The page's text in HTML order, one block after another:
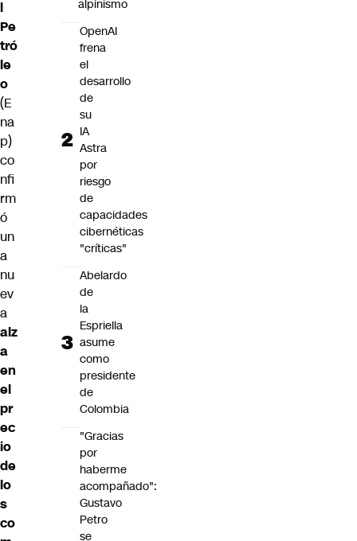
l
Pe
tró
le
o
(E
na
p)
co
nfi
rm
ó
un
a
nu
ev
a
alz
a
en
el
pr
ec
io
de
lo
s
co
alpinismo
OpenAI
frena
el
desarrollo
de
su
IA
Astra
por
riesgo
de
capacidades
cibernéticas
"críticas"
Abelardo
de
la
Espriella
asume
como
presidente
de
Colombia
"Gracias
por
haberme
acompañado":
Gustavo
Petro
se